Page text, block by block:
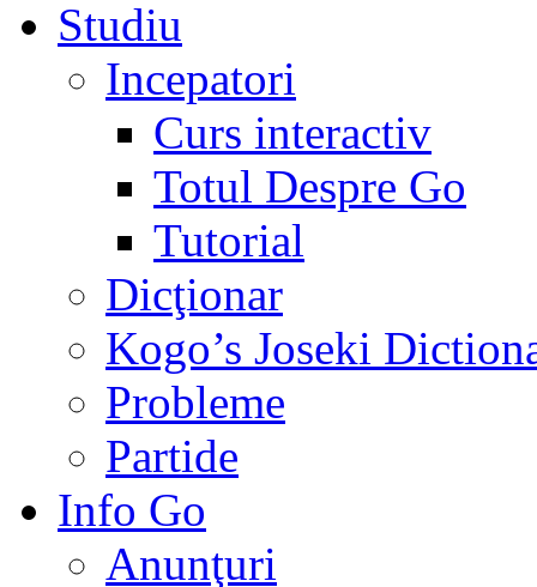
Studiu
Incepatori
Curs interactiv
Totul Despre Go
Tutorial
Dicţionar
Kogo’s Joseki
Probleme
Partide
Info Go
Anunţuri